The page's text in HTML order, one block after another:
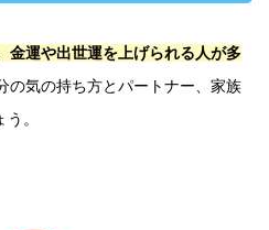
金運や出世運を上げられる人が多
の気の持ち方とパートナー、家族
。